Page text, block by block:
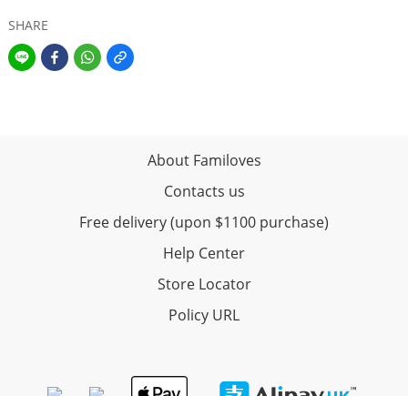
SHARE
About Familoves
Contacts us
Free delivery (upon $1100 purchase)
Help Center
Store Locator
Policy URL